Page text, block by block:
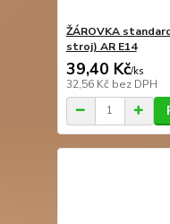
ŽÁROVKA
stroj) AR E14
39,40 Kč/ks
32,56 Kč bez DPH